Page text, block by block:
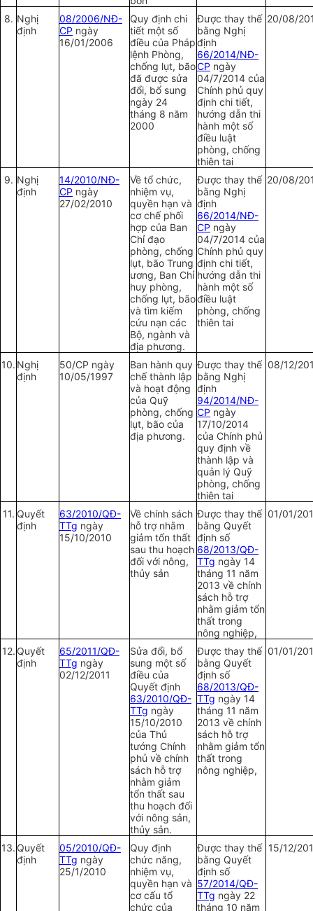
8. Nghị
định
08/2006/NĐ-
CP ngày
16/01/2006
Quy định chi
tiết một số
điều của Pháp
lệnh Phòng,
chống lụt, bão
đã được sửa
đổi, bổ sung
ngày 24
tháng 8 năm
2000
Được thay thế
bằng Nghị
định
66/2014/NĐ-
CP ngày
04/7/2014 của
Chính phủ quy
định chi tiết,
hướng dẫn thi
hành một số
điều luật
phòng, chống
thiên tai
20/08/
9. Nghị
định
14/2010/NĐ-
CP ngày
27/02/2010
Về tổ chức,
nhiệm vụ,
quyền hạn và
cơ chế phối
hợp của Ban
Chỉ đạo
phòng, chống
lụt, bão Trung
ương, Ban Chỉ
huy phòng,
chống lụt, bão
và tìm kiếm
cứu nạn các
Bộ, ngành và
địa phương.
Được thay thế
bằng Nghị
định
66/2014/NĐ-
CP ngày
04/7/2014 của
Chính phủ quy
định chi tiết,
hướng dẫn thi
hành một số
điều luật
phòng, chống
thiên tai
20/08/
10. Nghị
định
50/CP ngày
10/05/1997
Ban hành quy
chế thành lập
và hoạt động
của Quỹ
phòng, chống
lụt, bão của
địa phương.
Được thay thế
bằng Nghị
định
94/2014/NĐ-
CP ngày
17/10/2014
của Chính phủ
quy định về
thành lập và
quản lý Quỹ
phòng, chống
thiên tai
08/12/
11. Quyết
định
63/2010/QĐ-
TTg ngày
15/10/2010
Về chính sách
hỗ trợ nhằm
giảm tổn thất
sau thu hoạch
đối với nông,
thủy sản
Được thay thế
bằng Quyết
định số
68/2013/QĐ-
TTg ngày 14
tháng 11 năm
2013 về chính
sách hỗ trợ
nhằm giảm tổn
thất trong
nông nghiệp,
01/01/
12. Quyết
định
65/2011/QĐ-
TTg ngày
02/12/2011
Sửa đổi, bổ
sung một số
điều của
Quyết định
63/2010/QĐ-
TTg ngày
15/10/2010
của Thủ
tướng Chính
phủ về chính
sách hỗ trợ
nhằm giảm
tổn thất sau
thu hoạch đối
với nông sản,
thủy sản.
Được thay thế
bằng Quyết
định số
68/2013/QĐ-
TTg ngày 14
tháng 11 năm
2013 về chính
sách hỗ trợ
nhằm giảm tổn
thất trong
nông nghiệp,
01/01/
13. Quyết
định
05/2010/QĐ-
TTg ngày
25/1/2010
Quy định
chức năng,
nhiệm vụ,
quyền hạn và
cơ cấu tổ
chức của
Được thay thế
bằng Quyết
định số
57/2014/QĐ-
TTg ngày 22
tháng 10 năm
15/12/